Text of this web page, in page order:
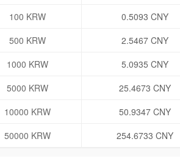
100 KRW
0.5093 CNY
500 KRW
2.5467 CNY
1000 KRW
5.0935 CNY
5000 KRW
25.4673 CNY
10000 KRW
50.9347 CNY
50000 KRW 254.6733 CNY